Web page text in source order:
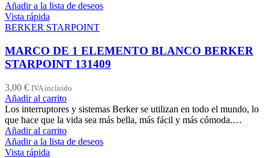
Añadir a la lista de deseos
Vista rápida
BERKER STARPOINT
MARCO DE 1 ELEMENTO BLANCO BERKER
STARPOINT 131409
3,00 € IVA incluido
Añadir al carrito
Los interruptores y sistemas Berker se utilizan en todo el mundo, lo
que hace que la vida sea más bella, más fácil y más cómoda.…
Añadir al carrito
Añadir a la lista de deseos
Vista rápida